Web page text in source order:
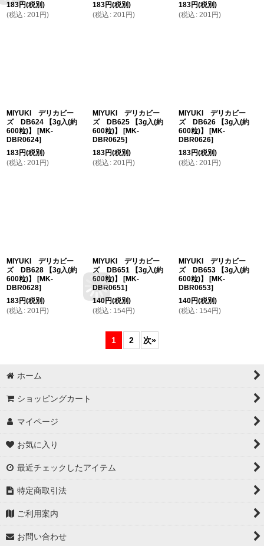
183円(税別)
(税込 : 201 円)
183円(税別)
(税込 : 201 円)
183円(税別)
(税込 : 201 円)
MIYUKI デリカビー
ズ DB624 【3g入(約
600粒)】
[MK-
DBR0624]
183円(税別)
(税込 : 201 円)
MIYUKI デリカビー
ズ DB625 【3g入(約
600粒)】
[MK-
DBR0625]
183円(税別)
(税込 : 201 円)
MIYUKI デリカビー
ズ DB626 【3g入(約
600粒)】
[MK-
DBR0626]
183円(税別)
(税込 : 201 円)
MIYUKI デリカビー
ズ DB628 【3g入(約
600粒)】
[MK-
DBR0628]
183円(税別)
(税込 : 201 円)
MIYUKI デリカビー
ズ DB651 【3g入(約
600粒)】
[MK-
DBR0651]
140円(税別)
(税込 : 154円)
MIYUKI デリカビー
ズ DB653 【3g入(約
600粒)】
[MK-
DBR0653]
140円(税別)
(税込 : 154円)
1 2 次»
ホーム
ショッピングカート
マイページ
お気に入り
最近チェックしたアイテム
特定商取引法
ご利用案内
お問い合わせ